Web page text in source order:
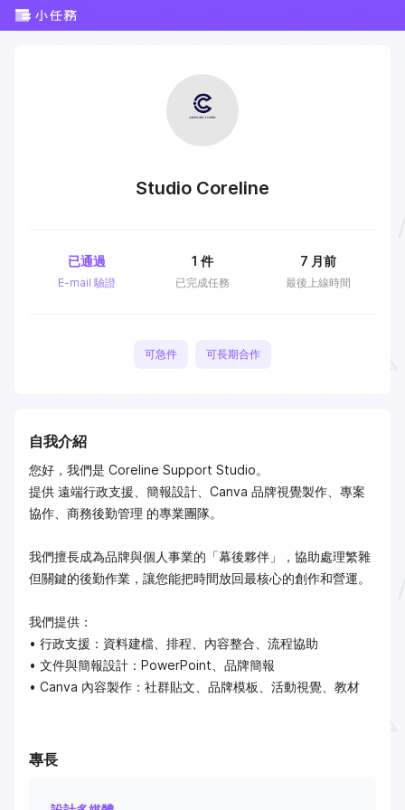
Studio Coreline
E-mail 驗證
已通過
已完成任務
1 件
最後上線時間
7 月前
可急件 可長期合作
自我介紹
您好，我們是 Coreline Support Studio。
提供 遠端行政支援、簡報設計、Canva 品牌視覺製作、專案
協作、商務後勤管理 的專業團隊。
我們擅長成為品牌與個人事業的「幕後夥伴」，協助處理繁雜
但關鍵的後勤作業，讓您能把時間放回最核心的創作和營運。
我們提供：
• 行政支援：資料建檔、排程、內容整合、流程協助
• 文件與簡報設計：PowerPoint、品牌簡報
• Canva 內容製作：社群貼文、品牌模板、活動視覺、教材
專長